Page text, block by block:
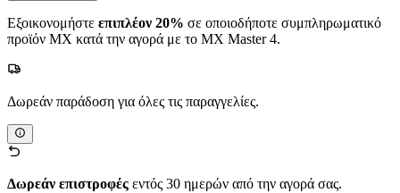
Εξοικονομήστε επιπλέον 20% σε οποιοδήποτε συμπληρωματικό
προϊόν MX κατά την αγορά με το MX Master 4.
Δωρεάν παράδοση για όλες τις παραγγελίες.
Δωρεάν επιστροφές εντός 30 ημερών από την αγορά σας.